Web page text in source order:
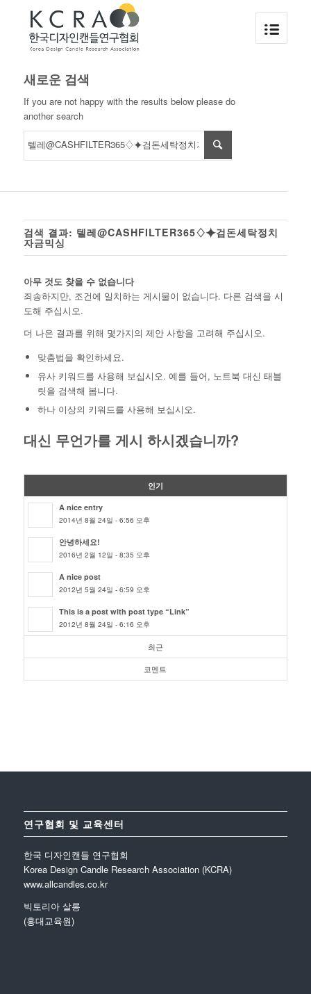
새로운 검색
If you are not happy with the results below please do
another search
검색 결과: 텔레@CASHFILTER365♢⯌검돈세탁정치
자금믹싱
아무 것도 찾을 수 없습니다
죄송하지만, 조건에 일치하는 게시물이 없습니다. 다른 검색을 시
도해 주십시오.
더 나은 결과를 위해 몇가지의 제안 사항을 고려해 주십시오.
맞춤법을 확인하세요.
유사 키워드를 사용해 보십시오. 예를 들어, 노트북 대신 태블
릿을 검색해 봅니다.
하나 이상의 키워드를 사용해 보십시오.
대신 무언가를 게시 하시겠습니까?
인기
A nice entry
2014년 8월 24일 - 6:56 오후
안녕하세요!
2016년 2월 12일 - 8:35 오후
A nice post
2012년 5월 24일 - 6:59 오후
This is a post with post type “Link”
2012년 8월 24일 - 6:16 오후
최근
코멘트
연구협회 및 교육센터
한국 디자인캔들 연구협회
Korea Design Candle Research Association (KCRA)
www.allcandles.co.kr
빅토리아 살롱
(홍대교육원)